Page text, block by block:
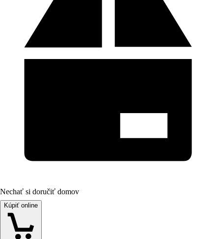
Nechať si doručiť domov
Kúpiť online